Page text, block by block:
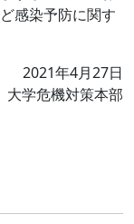
感染予防に関す
2021年4月27日
大学危機対策本部